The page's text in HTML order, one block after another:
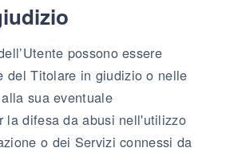
possono essere
del Titolare in giudizio o nelle
sua eventuale
la difesa da abusi nell'utilizzo
o dei Servizi connessi da